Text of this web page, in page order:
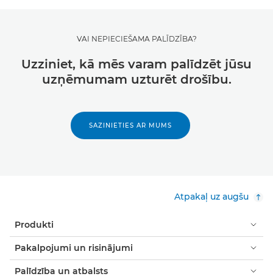
VAI NEPIECIEŠAMA PALĪDZĪBA?
Uzziniet, kā mēs varam palīdzēt jūsu
uzņēmumam uzturēt drošību.
SAZINIETIES AR MUMS
Atpakaļ uz augšu
Produkti
Pakalpojumi un risinājumi
Palīdzība un atbalsts